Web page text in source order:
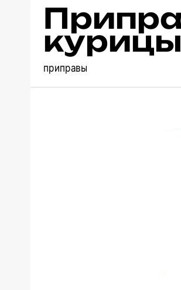
курицы
приправы